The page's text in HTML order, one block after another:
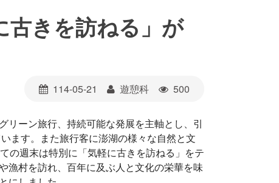
古きを訪ねる」が
114-05-21 遊憩科 500
リーン旅行、持続可能な発展を主軸とし、引
ます。また旅行客に澎湖の様々な自然と文
の週末は特別に「気軽に古きを訪ねる」をテ
漁村を訪れ、百年に及ぶ人と文化の栄華を味